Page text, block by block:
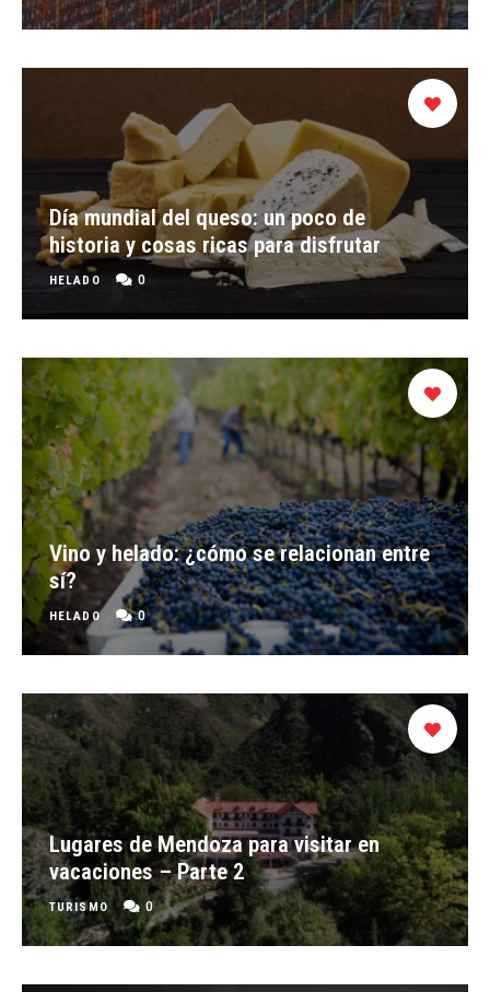
Día mundial del queso: un poco de
historia y cosas ricas para disfrutar
HELADO 0
Vino y helado: ¿cómo se relacionan entre
sí?
HELADO 0
Lugares de Mendoza para visitar en
vacaciones – Parte 2
TURISMO 0